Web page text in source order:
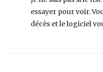
essayer pour voir.
décès et le logiciel